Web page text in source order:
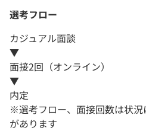
選考フロー
カジュアル面談
▼
面接2回（オンライン）
▼
内定
※選考フロー、面接回数は状
があります